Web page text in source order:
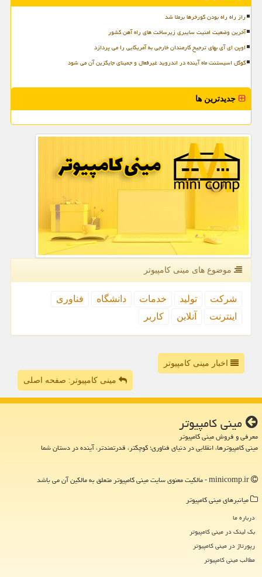
راز راه راه بودن گورخرها برملا شد
آخرین وضعیت امنیت سایبری زیرساخت های راه آهن کشور
اوپن ای آی بهای ترجیح کارمندان خارجی به آمریکایی را می پردازد
گوگل اسیستنت ماه آینده در اندروید غیرفعال و جمینای جایگزین آن می شود
جدیدترین ها
موضوع های مینی كامپیوتر
شركت تولید خدمات دانشگاه
فناوری
اینترنت
آنلاین كاربر
اخبار مینی کامپیوتر
مینی کامپیوتر: صفحه اصلی
مینی كامپیوتر
معرفی و فروش مینی کامپیوتر
مینی کامپیوترها، انقلابی در دنیای فناوری؛ کوچکتر، قدرتمندتر، آینده در دستان شما
میانبرهای مینی كامپیوتر
درباره ما
بک لینک در مینی كامپیوتر
رپورتاژ در مینی كامپیوتر
مطالب مینی كامپیوتر